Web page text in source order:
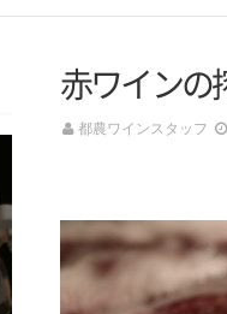
赤ワイン
都農ワインスタッフ